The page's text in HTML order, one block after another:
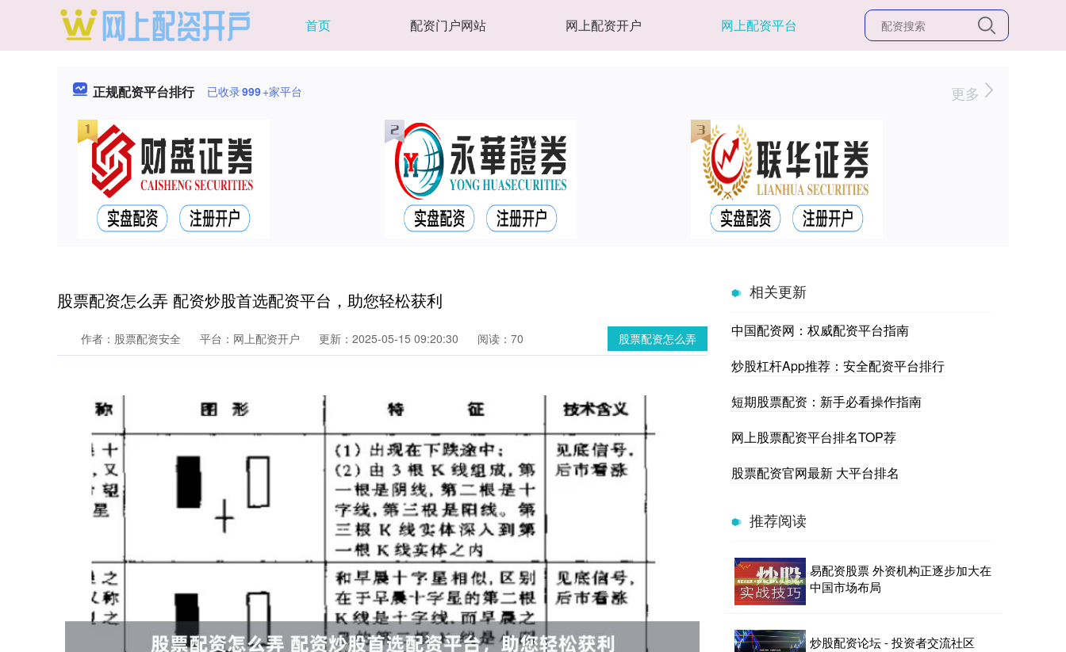
首页 配资门户网站 网上配资开户 网上配资平台
正规配资平台排行 已收录999+家平台 更多
股票配资怎么弄 配资炒股首选配资平台，助您轻松获利
股票配资怎么弄
作者：股票配资安全 平台：网上配资开户 更新：2025-05-15 09:20:30 阅读：70
相关更新
中国配资网：权威配资平台指南
炒股杠杆App推荐：安全配资平台排行
短期股票配资：新手必看操作指南
网上股票配资平台排名TOP荐
股票配资官网最新 大平台排名
推荐阅读
易配资股票 外资机构正逐步加大在
中国市场布局
炒股配资论坛 - 投资者交流社区